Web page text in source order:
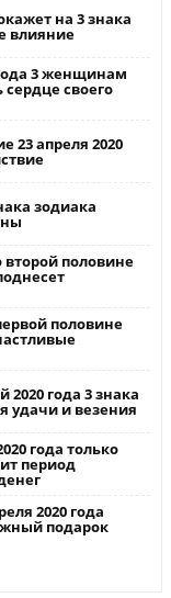
на 3 знака
влияние
3 женщинам
сердце своего
23 апреля 2020
зодиака
второй половине
половине
года 3 знака
удачи и везения
года только
период
2020 года
подарок